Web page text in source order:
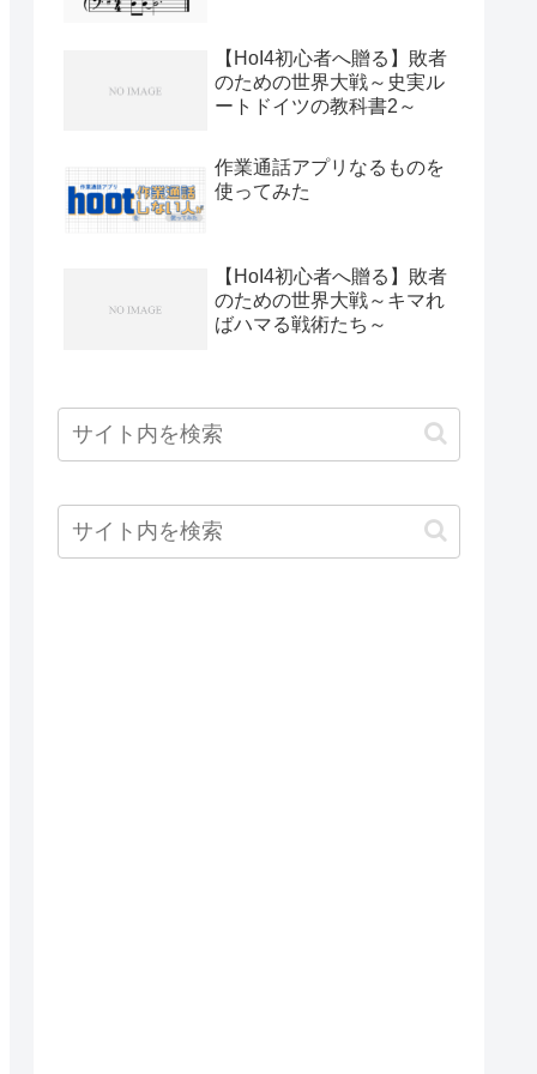
【HoI4初心者へ贈る】敗者
のための世界大戦～史実ル
ートドイツの教科書2～
作業通話アプリなるものを
使ってみた
【HoI4初心者へ贈る】敗者
のための世界大戦～キマれ
ばハマる戦術たち～